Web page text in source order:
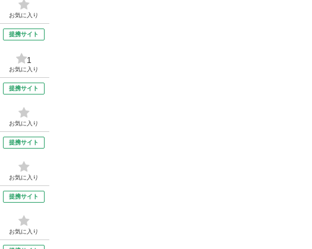
お気に入り
提携サイト
1
お気に入り
提携サイト
お気に入り
提携サイト
お気に入り
提携サイト
お気に入り